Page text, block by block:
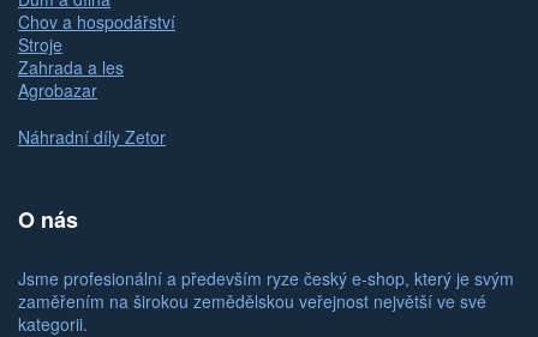
Chov a hospodářství
Stroje
Zahrada a les
Agrobazar
Náhradní díly Zetor
O nás
Jsme profesionální a především ryze český e-shop, který je svým
zaměřením na širokou zemědělskou veřejnost největší ve své
kategorii.